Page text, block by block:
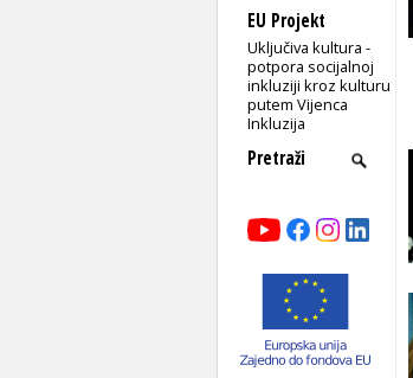
EU Projekt
Uključiva kultura -
potpora socijalnoj
inkluziji kroz kulturu
putem Vijenca
Inkluzija